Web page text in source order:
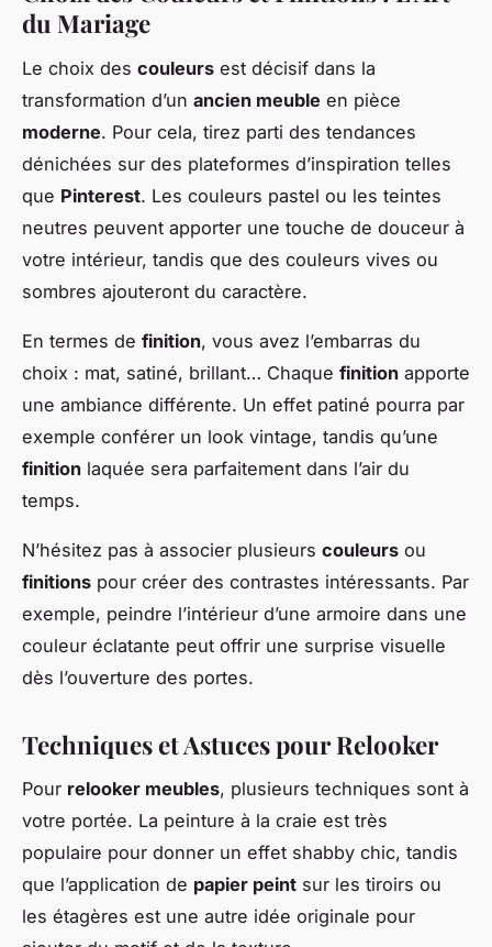
du Mariage
Le choix des couleurs est décisif dans la
transformation d’un ancien meuble en pièce
moderne. Pour cela, tirez parti des tendances
dénichées sur des plateformes d’inspiration telles
que Pinterest. Les couleurs pastel ou les teintes
neutres peuvent apporter une touche de douceur à
votre intérieur, tandis que des couleurs vives ou
sombres ajouteront du caractère.
En termes de finition, vous avez l’embarras du
choix : mat, satiné, brillant… Chaque finition apporte
une ambiance différente. Un effet patiné pourra par
exemple conférer un look vintage, tandis qu’une
finition laquée sera parfaitement dans l’air du
temps.
N’hésitez pas à associer plusieurs couleurs ou
finitions pour créer des contrastes intéressants. Par
exemple, peindre l’intérieur d’une armoire dans une
couleur éclatante peut offrir une surprise visuelle
dès l’ouverture des portes.
Techniques et Astuces pour Relooker
Pour relooker meubles, plusieurs techniques sont à
votre portée. La peinture à la craie est très
populaire pour donner un effet shabby chic, tandis
que l’application de papier peint sur les tiroirs ou
les étagères est une autre idée originale pour